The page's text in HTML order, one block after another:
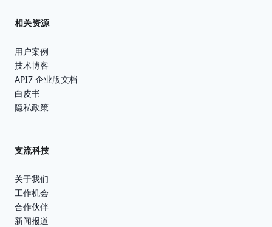
相关资源
用户案例
技术博客
API7 企业版文档
白皮书
隐私政策
支流科技
关于我们
工作机会
合作伙伴
新闻报道